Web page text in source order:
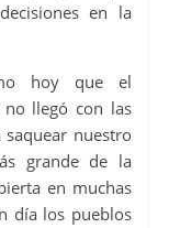
en la
hoy que el
llegó con las
nuestro
grande de la
en muchas
día los pueblos